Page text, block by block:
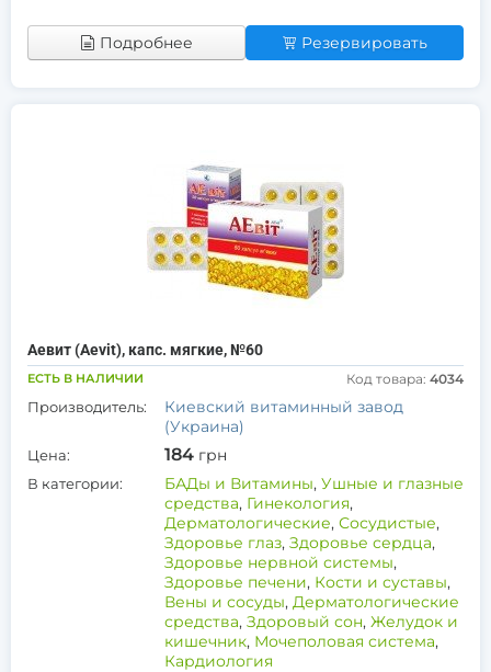
Подробнее Резервировать
Аевит (Aevit), капс. мягкие, №60
ЕСТЬ В НАЛИЧИИ Код товара: 4034
Производитель:
Киевский витаминный завод
(Украина)
Цена: 184 грн
В категории: БАДы и Витамины, Ушные и глазные
средства, Гинекология,
Дерматологические, Сосудистые,
Здоровье глаз, Здоровье сердца,
Здоровье нервной системы,
Здоровье печени, Кости и суставы,
Вены и сосуды, Дерматологические
средства, Здоровый сон, Желудок и
кишечник, Мочеполовая система,
Кардиология